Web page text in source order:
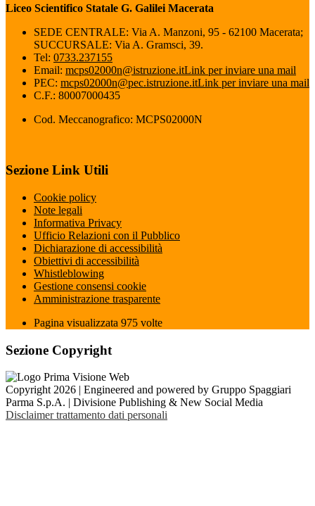
Liceo Scientifico Statale G. Galilei Macerata
SEDE CENTRALE: Via A. Manzoni, 95 - 62100 Macerata;
SUCCURSALE: Via A. Gramsci, 39.
Tel: 0733.237155
Email: mcps02000n@istruzione.itLink per inviare una mail
PEC: mcps02000n@pec.istruzione.itLink per inviare una mail
C.F.: 80007000435
Cod. Meccanografico: MCPS02000N
Sezione Link Utili
Cookie policy
Note legali
Informativa Privacy
Ufficio Relazioni con il Pubblico
Dichiarazione di accessibilità
Obiettivi di accessibilità
Whistleblowing
Gestione consensi cookie
Amministrazione trasparente
Pagina visualizzata 975 volte
Sezione Copyright
Copyright 2026 | Engineered and powered by Gruppo Spaggiari
Parma S.p.A. | Divisione Publishing & New Social Media
Disclaimer trattamento dati personali